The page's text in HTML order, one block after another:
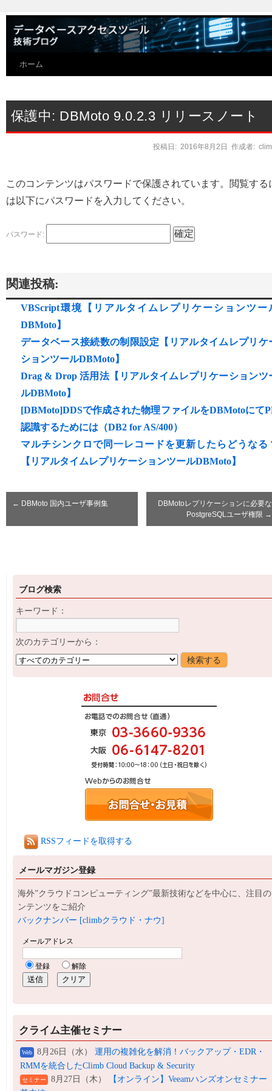
ホーム
保護中: DBMoto 9.0.2.3 リリースノート
投稿日: 2016年8月2日 作成者:
このコンテンツはパスワードで保護されています。閲覧する
は以下にパスワードを入力してください。
パスワード:
関連投稿:
VBScript環境【リアルタイムレプリケーションツー
DBMoto】
データベース接続数の制限設定【リアルタイムレプリケ
ションツールDBMoto】
Drag & Drop 活用法【リアルタイムレプリケーションツ
ルDBMoto】
[DBMoto]DDSで作成された物理ファイルをDBMotoにて
認識するためには（DB2 for AS/400）
マルチシンクロで同一レコードを更新したらどうなる
【リアルタイムレプリケーションツールDBMoto】
← DBMoto 国内ユーザ事例集
DBMotoレプリケーションに必要な
PostgreSQLユーザ権限 →
ブログ検索
キーワード：
次のカテゴリーから：
RSSフィードを取得する
メールマガジン登録
海外”クラウドコンピューティング”最新技術などを中心に、注目
ンテンツをご紹介
バックナンバー [climbクラウド・ナウ]
クライム主催セミナー
Web 8月26日（水） 運用の複雑化を解消！バックアップ・EDR・
RMMを統合したClimb Cloud Backup & Security
セミナー 8月27日（木）
【オンライン】Veeamハンズオンセミナー